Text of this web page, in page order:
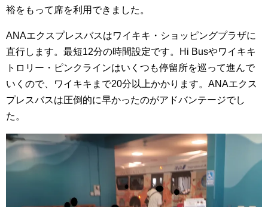
裕をもって席を利用できました。
ANAエクスプレスバスはワイキキ・ショッピングプラザに
直行します。最短12分の時間設定です。Hi Busやワイキキ
トロリー・ピンクラインはいくつも停留所を巡って進んで
いくので、ワイキキまで20分以上かかります。ANAエクス
プレスバスは圧倒的に早かったのがアドバンテージでし
た。